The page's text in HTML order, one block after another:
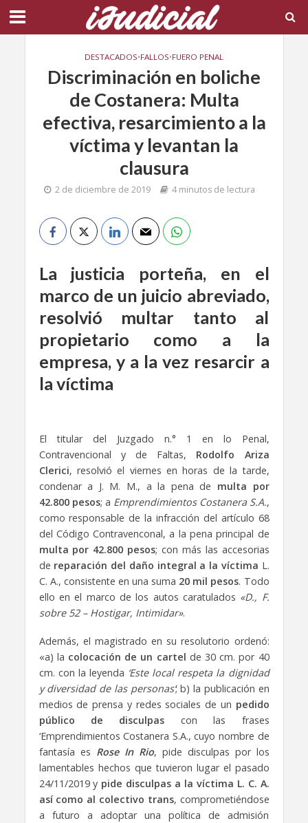
DESTACADOS•FALLOS•FUERO PENAL
Discriminación en boliche
de Costanera: Multa
efectiva, resarcimiento a la
víctima y levantan la
clausura
2 de diciembre de 2019 4 minutos de lectura
La justicia porteña, en el
marco de un juicio abreviado,
resolvió multar tanto al
propietario como a la
empresa, y a la vez resarcir a
la víctima
El titular del Juzgado n.° 1 en lo Penal,
Contravencional y de Faltas, Rodolfo Ariza
Clerici, resolvió el viernes en horas de la tarde,
condenar a J. M. M., a la pena de multa por
42.800 pesos; a Emprendimientos Costanera S.A.,
como responsable de la infracción del artículo 68
del Código Contravenconal, a la pena principal de
multa por 42.800 pesos; con más las accesorias
de reparación del daño integral a la víctima L.
C. A., consistente en una suma 20 mil pesos. Todo
ello en el marco de los autos caratulados «D., F.
sobre 52 – Hostigar, Intimidar».
Además, el magistrado en su resolutorio ordenó:
«a) la colocación de un cartel de 30 cm. por 40
cm. con la leyenda ‘Este local respeta la dignidad
y diversidad de las personas’; b) la publicación en
medios de prensa y redes sociales de un pedido
público de disculpas con las frases
‘Emprendimientos Costanera S.A., cuyo nombre de
fantasía es Rose In Rio, pide disculpas por los
lamentables hechos que tuvieron lugar el pasado
24/11/2019 y pide disculpas a la víctima L. C. A.
así como al colectivo trans, comprometiéndose
a futuro a adoptar una política de admisión